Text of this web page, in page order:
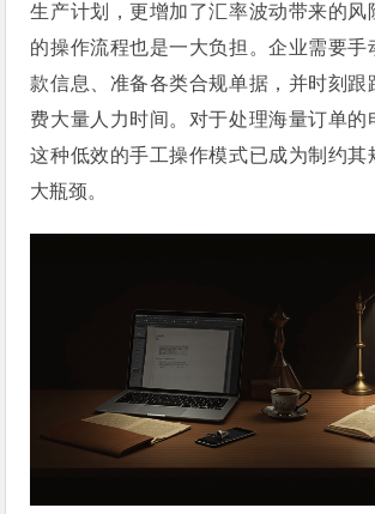
生产计划，更增加了汇率波动带来的风
的操作流程也是一大负担。企业需要手
款信息、准备各类合规单据，并时刻跟
费大量人力时间。对于处理海量订单的
这种低效的手工操作模式已成为制约其
大瓶颈。